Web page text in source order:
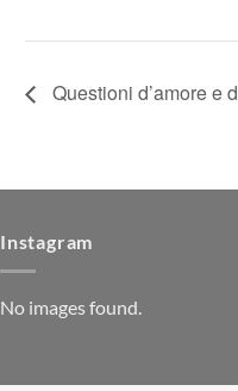
Questioni d’amore e
Instagram
No images found.